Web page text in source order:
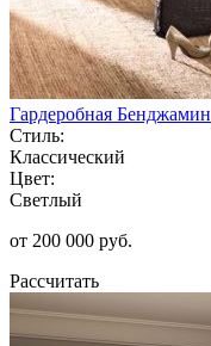
Гардеробная Бенджамин
Стиль:
Классический
Цвет:
Светлый
от 200 000 руб.
Рассчитать